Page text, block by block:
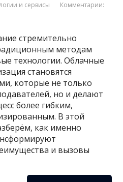
и сервисы
Комментарии:
стремительно
методам
технологии. Облачные
становятся
которые не только
но и делают
более гибким,
В этой
как именно
и вызовы